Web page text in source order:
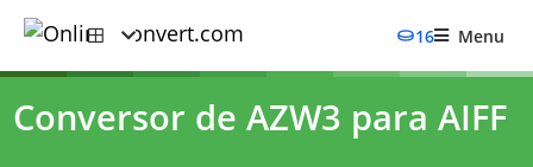
16 Menu
Conversor de AZW3 para AIFF